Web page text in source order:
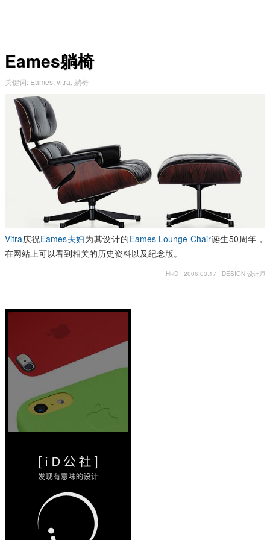
Eames躺椅
关键词: Eames vitra 躺椅
Vitra庆祝Eames夫妇为其设计的Eames Lounge Chair诞生50周年，
在网站上可以看到相关的历史资料以及纪念版。
Hi-iD | 2006.03.17 | DESIGN·设计师
即食
42/17